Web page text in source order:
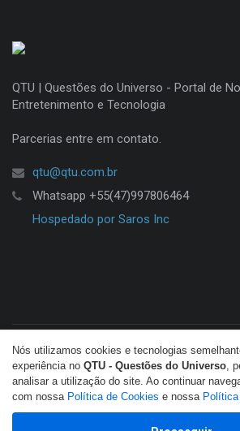
Nós utilizamos cookies e tecnologias
experiência no QTU - Questões do Universo,
analisar a utilização do site. Ao continuar
com nossa Política de Cookies e nossa
QTU | Questões do Universo - Portal de
Entretenimento e Tecnologia
Parcerias entre em contato.
qtu@qtu.com.br
Whatsapp +55(47)997806464
Hospedado por Saros Inc
© Copyright 2026 QTU. Todos os